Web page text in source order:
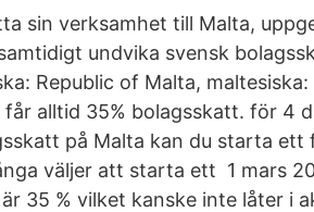
sin verksamhet till Malta,
undvika svensk
Republic of Malta, maltesiska:
alltid 35% bolagsskatt. för 4
på Malta kan du starta
väljer att starta ett 1 mars
35 % vilket kanske inte låter i